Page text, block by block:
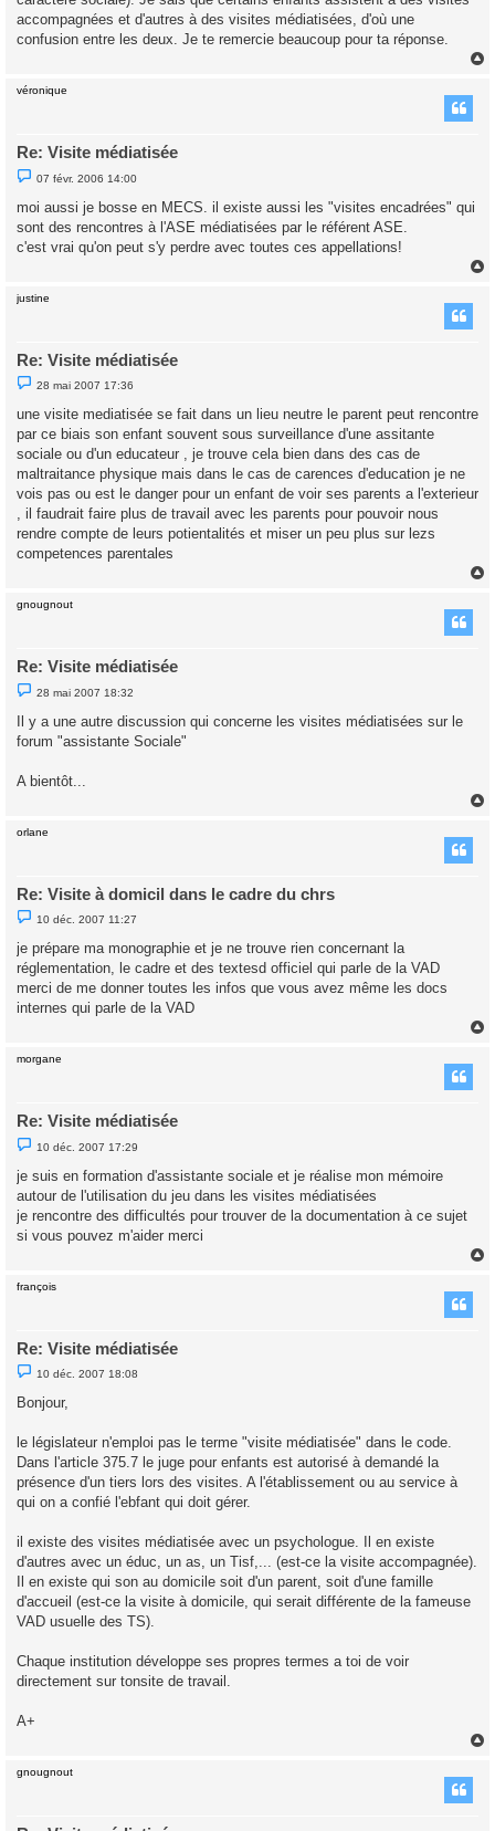
e
n
u
accompagnées et d'autres à des visites médiatisées, d'où une
confusion entre les deux. Je te remercie beaucoup pour ta réponse.
véronique
Re: Visite médiatisée
M
e
s
s
a
e
n
l
07 févr. 2006 14:00
moi aussi je bosse en MECS. il existe aussi les "visites encadrées" qui
sont des rencontres à l'ASE médiatisées par le référent ASE.
c'est vrai qu'on peut s'y perdre avec toutes ces appellations!
justine
Re: Visite médiatisée
M
e
s
a
e
n
o
n
28 mai 2007 17:36
une visite mediatisée se fait dans un lieu neutre le parent peut rencontre
par ce biais son enfant souvent sous surveillance d'une assitante
sociale ou d'un educateur , je trouve cela bien dans des cas de
maltraitance physique mais dans le cas de carences d'education je ne
vois pas ou est le danger pour un enfant de voir ses parents a l'exterieur
, il faudrait faire plus de travail avec les parents pour pouvoir nous
rendre compte de leurs potientalités et miser un peu plus sur lezs
competences parentales
gnougnout
Re: Visite médiatisée
M
e
s
a
n
u
28 mai 2007 18:32
Il y a une autre discussion qui concerne les visites médiatisées sur le
forum "assistante Sociale"
A bientôt...
orlane
Re: Visite à domicil dans le cadre du chrs
M
e
s
a
g
e
n
u
10 déc. 2007 11:27
je prépare ma monographie et je ne trouve rien concernant la
réglementation, le cadre et des textesd officiel qui parle de la VAD
merci de me donner toutes les infos que vous avez même les docs
internes qui parle de la VAD
morgane
Re: Visite médiatisée
M
e
s
a
e
n
u
10 déc. 2007 17:29
je suis en formation d'assistante sociale et je réalise mon mémoire
autour de l'utilisation du jeu dans les visites médiatisées
je rencontre des difficultés pour trouver de la documentation à ce sujet
si vous pouvez m'aider merci
françois
Re: Visite médiatisée
M
e
s
g
e
n
o
n
l
10 déc. 2007 18:08
Bonjour,
le législateur n'emploi pas le terme "visite médiatisée" dans le code.
Dans l'article 375.7 le juge pour enfants est autorisé à demandé la
présence d'un tiers lors des visites. A l'établissement ou au service à
qui on a confié l'ebfant qui doit gérer.
il existe des visites médiatisée avec un psychologue. Il en existe
d'autres avec un éduc, un as, un Tisf,... (est-ce la visite accompagnée).
Il en existe qui son au domicile soit d'un parent, soit d'une famille
d'accueil (est-ce la visite à domicile, qui serait différente de la fameuse
VAD usuelle des TS).
Chaque institution développe ses propres termes a toi de voir
directement sur tonsite de travail.
A+
gnougnout